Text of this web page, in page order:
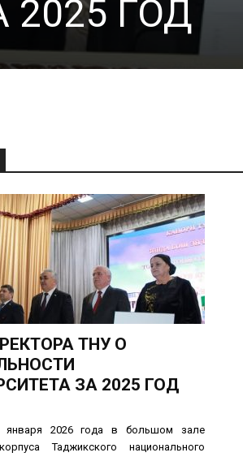
2025 ГОД
ТНУ О
ЗА 2025 ГОД
января 2026 года в большом зале
Таджикского национального